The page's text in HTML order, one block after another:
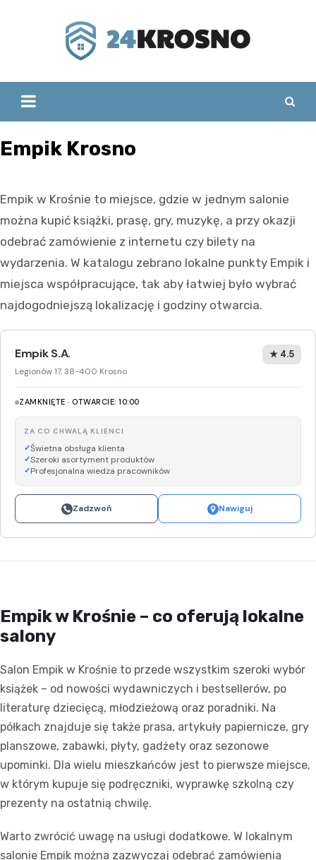
Empik Krosno
Empik w Krośnie to miejsce, gdzie w jednym salonie
można kupić książki, prasę, gry, muzykę, a przy okazji
odebrać zamówienie z internetu czy bilety na
wydarzenia. W katalogu zebrano lokalne punkty Empik i
miejsca współpracujące, tak aby łatwiej było wybrać
najdogodniejszą lokalizację i godziny otwarcia.
Empik S.A.
Legionów 17, 38-400 Krosno
★ 4.5
ZAMKNIĘTE · OTWARCIE: 10:00
ZA CO CHWALĄ KLIENCI
Świetna obsługa klienta
Szeroki asortyment produktów
Profesjonalna wiedza pracowników
Zadzwoń Nawiguj
Empik w Krośnie – co oferują lokalne
salony
Salon Empik w Krośnie to przede wszystkim szeroki wybór
książek – od nowości wydawniczych i bestsellerów, po
literaturę dziecięcą, młodzieżową oraz poradniki. Na
półkach znajduje się także prasa, artykuły papiernicze, gry
planszowe, zabawki, płyty, gadżety oraz sezonowe
upominki. Dla wielu mieszkańców jest to pierwsze miejsce,
w którym kupuje się podręczniki, wyprawkę szkolną czy
prezenty na ostatnią chwilę.
Warto zwrócić uwagę na usługi dodatkowe. W lokalnym
salonie Empik można zazwyczaj odebrać zamówienia